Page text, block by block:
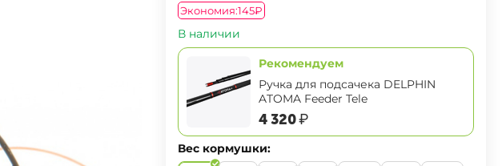
Экономия:‍145‍₽
В наличии
Рекомендуем
Ручка для подсачека DELPHIN
ATOMA Feeder Tele
‍4 320‍₽
Вес кормушки: